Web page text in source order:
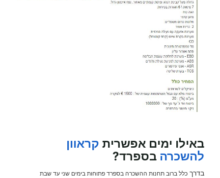
באילו ימים אפשרית קראוון
להשכרה בספרד?
בדרך כלל ברוב תחנות ההשכרה בספרד פתוחות בימים שני עד שבת